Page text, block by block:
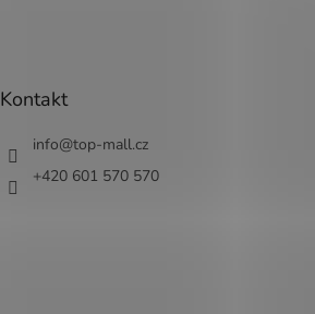
Kontakt
info@top-mall.cz
+420 601 570 570